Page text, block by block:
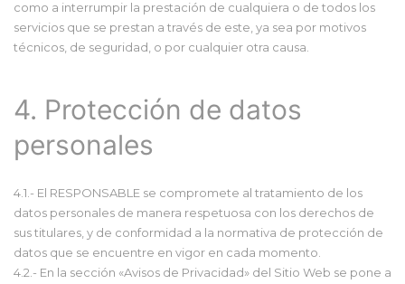
como a interrumpir la prestación de cualquiera o de todos los
servicios que se prestan a través de este, ya sea por motivos
técnicos, de seguridad, o por cualquier otra causa.
4. Protección de datos
personales
4.1.- El RESPONSABLE se compromete al tratamiento de los
datos personales de manera respetuosa con los derechos de
sus titulares, y de conformidad a la normativa de protección de
datos que se encuentre en vigor en cada momento.
4.2.- En la sección «Avisos de Privacidad» del Sitio Web se pone a